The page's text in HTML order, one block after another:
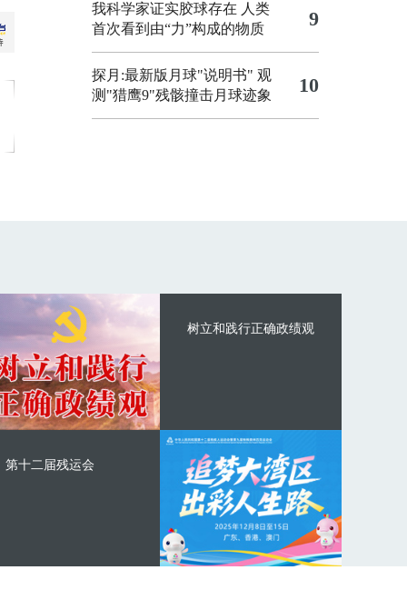
我科学家证实胶球存在 人类
首次看到由“力”构成的物质
9
探月:最新版月球"说明书" 观
测"猎鹰9"残骸撞击月球迹象
10
树立和践行正确政绩观
第十二届残运会